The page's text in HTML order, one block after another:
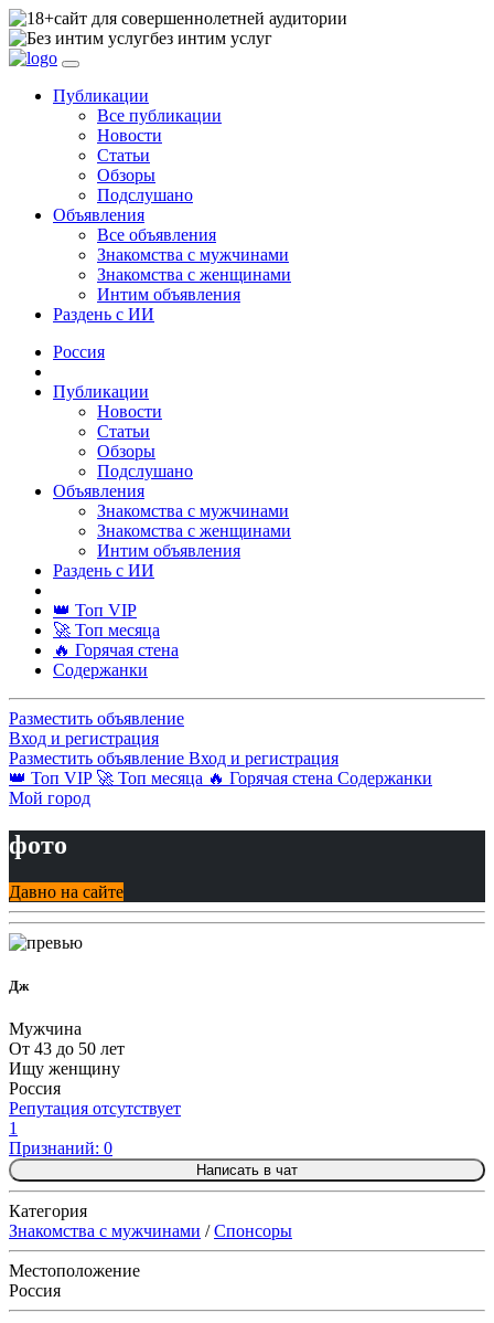
сайт для совершеннолетней аудитории
без интим услуг
Публикации
Все публикации
Новости
Статьи
Обзоры
Подслушано
Объявления
Все объявления
Знакомства с мужчинами
Знакомства с женщинами
Интим объявления
Раздень с ИИ
Россия
Публикации
Новости
Статьи
Обзоры
Подслушано
Объявления
Знакомства с мужчинами
Знакомства с женщинами
Интим объявления
Раздень с ИИ
👑 Топ VIP
🚀 Топ месяца
🔥 Горячая стена
Содержанки
Разместить объявление
Вход и регистрация
Разместить объявление Вход и регистрация
👑 Топ VIP 🚀 Топ месяца 🔥 Горячая стена Содержанки
Мой город
фото
Давно на сайте
Дж
Мужчина
От 43 до 50 лет
Ищу женщину
Россия
Репутация отсутствует
1
Признаний: 0
Написать в чат
Категория
Знакомства с мужчинами /Спонсоры
Местоположение
Россия